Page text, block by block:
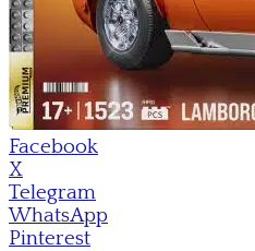
Facebook
X
Telegram
WhatsApp
Pinterest